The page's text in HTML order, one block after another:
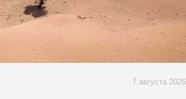
7 августа 2026